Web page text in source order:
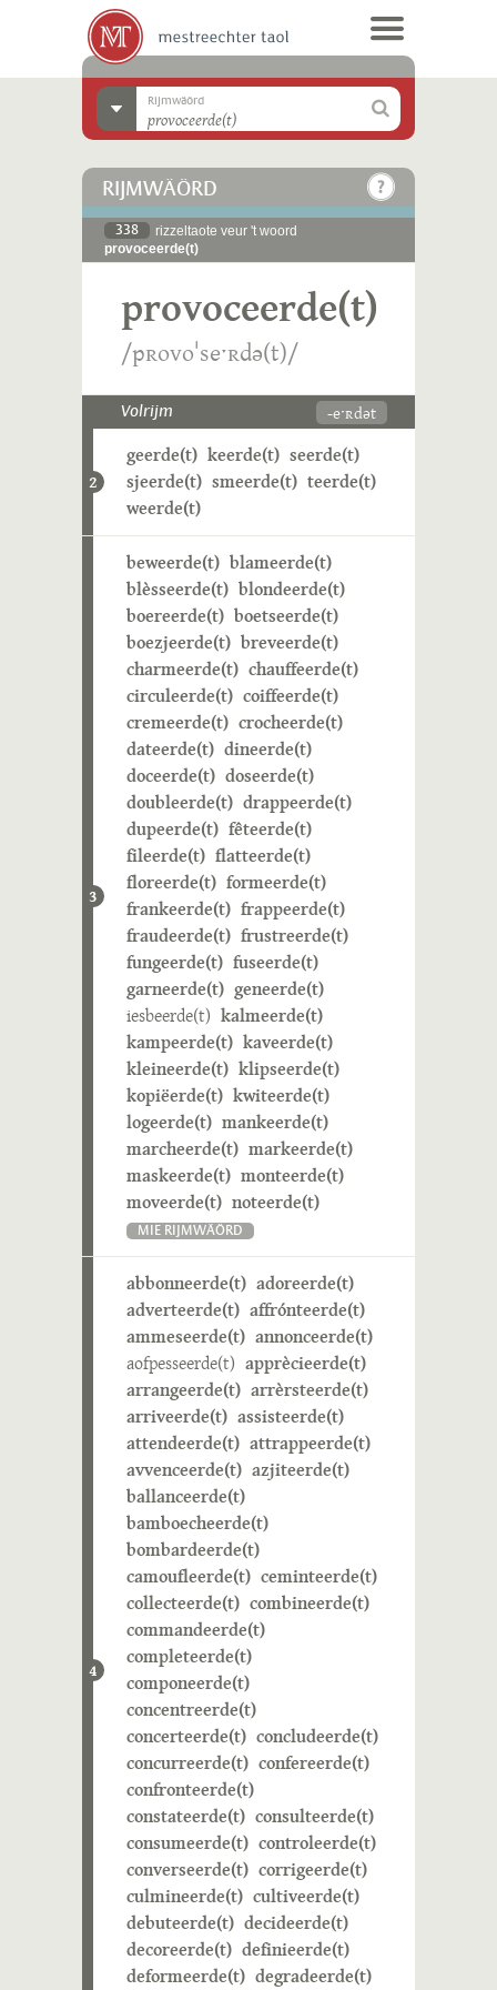
Rijmwäörd
RIJMWÄÖRD
338
rizzeltaote veur 't woord
provoceerde(t)
provoceerde(t)
/pʀovoˈseˑʀdə(t)/
Volrijm -eˑʀdət
2
geerde(t) keerde(t) seerde(t)
sjeerde(t) smeerde(t) teerde(t)
weerde(t)
3
beweerde(t) blameerde(t)
blèsseerde(t) blondeerde(t)
boereerde(t) boetseerde(t)
boezjeerde(t) breveerde(t)
charmeerde(t) chauffeerde(t)
circuleerde(t) coiffeerde(t)
cremeerde(t) crocheerde(t)
dateerde(t) dineerde(t)
doceerde(t) doseerde(t)
doubleerde(t) drappeerde(t)
dupeerde(t) fêteerde(t)
fileerde(t) flatteerde(t)
floreerde(t) formeerde(t)
frankeerde(t) frappeerde(t)
fraudeerde(t) frustreerde(t)
fungeerde(t) fuseerde(t)
garneerde(t) geneerde(t)
iesbeerde(t) kalmeerde(t)
kampeerde(t) kaveerde(t)
kleineerde(t) klipseerde(t)
kopiëerde(t) kwiteerde(t)
logeerde(t) mankeerde(t)
marcheerde(t) markeerde(t)
maskeerde(t) monteerde(t)
moveerde(t) noteerde(t)
MIE RIJMWÄÖRD
4
abbonneerde(t) adoreerde(t)
adverteerde(t) affrónteerde(t)
ammeseerde(t) annonceerde(t)
aofpesseerde(t) apprècieerde(t)
arrangeerde(t) arrèrsteerde(t)
arriveerde(t) assisteerde(t)
attendeerde(t) attrappeerde(t)
avvenceerde(t) azjiteerde(t)
ballanceerde(t)
bamboecheerde(t)
bombardeerde(t)
camoufleerde(t) ceminteerde(t)
collecteerde(t) combineerde(t)
commandeerde(t)
completeerde(t)
componeerde(t)
concentreerde(t)
concerteerde(t) concludeerde(t)
concurreerde(t) confereerde(t)
confronteerde(t)
constateerde(t) consulteerde(t)
consumeerde(t) controleerde(t)
converseerde(t) corrigeerde(t)
culmineerde(t) cultiveerde(t)
debuteerde(t) decideerde(t)
decoreerde(t) definieerde(t)
deformeerde(t) degradeerde(t)